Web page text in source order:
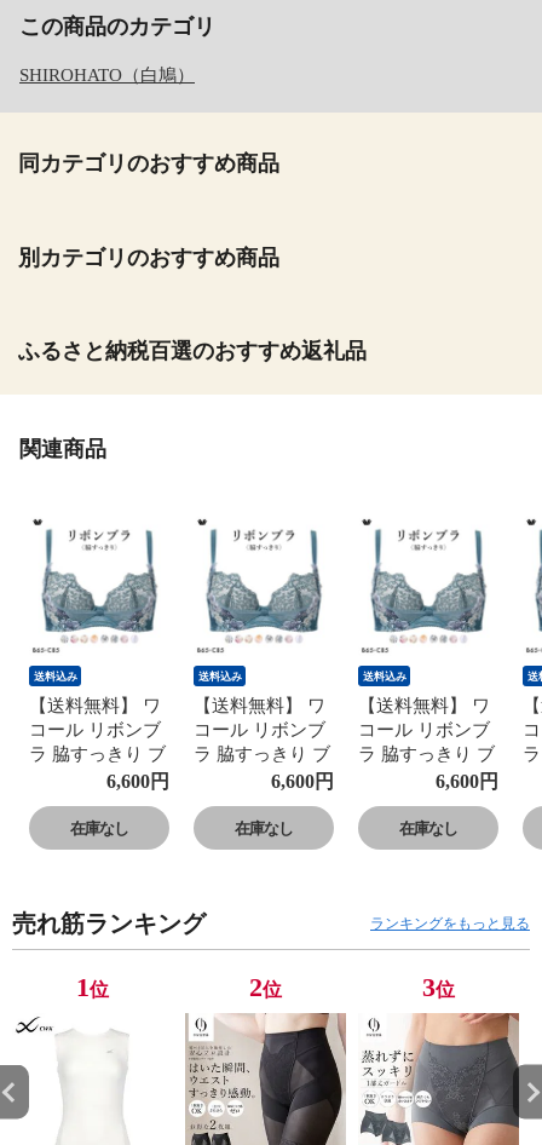
この商品のカテゴリ
SHIROHATO（白鳩）
同カテゴリのおすすめ商品
別カテゴリのおすすめ商品
ふるさと納税百選のおすすめ返礼品
関連商品
送料込み
【送料無料】 ワ
コール リボンブ
ラ 脇すっきり ブ
ラジャー BC 脇
高 脇肉 Wacoal
BXB443 大きい
サイズ
6,600円
在庫なし
送料込み
【送料無料】 ワ
コール リボンブ
ラ 脇すっきり ブ
ラジャー BC 脇
高 脇肉 Wacoal
BXB443 大きい
サイズ
6,600円
在庫なし
送料込み
【送料無料】 ワ
コール リボンブ
ラ 脇すっきり ブ
ラジャー BC 脇
高 脇肉 Wacoal
BXB443 大きい
サイズ
6,600円
在庫なし
送
売れ筋ランキング ランキングをもっと見る
1位 2位 3位